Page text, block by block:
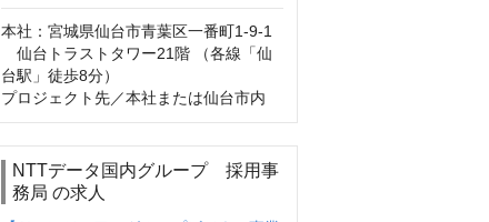
本社：宮城県仙台市⻘葉区⼀番町1-9-1
仙台トラストタワー21階 （各線「仙
台駅」徒歩8分）
プロジェクト先／本社または仙台市内
NTTデータ国内グループ 採用事
務局 の求人